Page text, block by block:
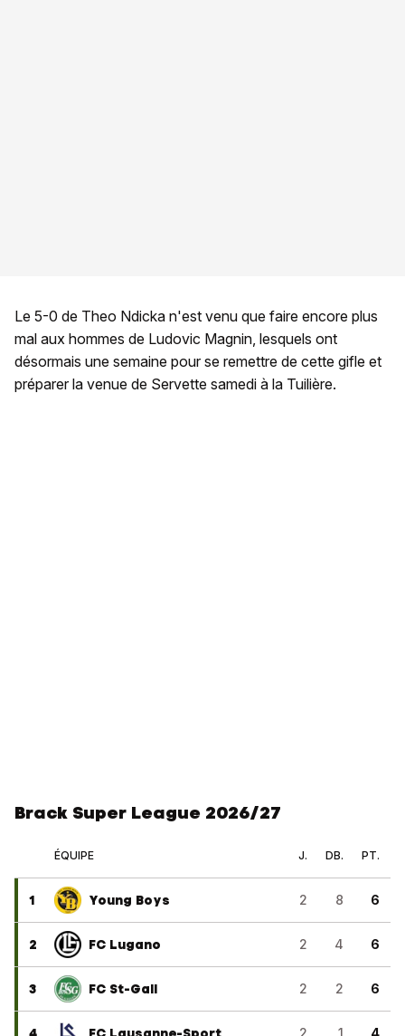
Le 5-0 de Theo Ndicka n'est venu que faire encore plus
mal aux hommes de Ludovic Magnin, lesquels ont
désormais une semaine pour se remettre de cette gifle et
préparer la venue de Servette samedi à la Tuilière.
Brack Super League 2026/27
ÉQUIPE J. DB. PT.
1 Young Boys 2 8 6
2 FC Lugano 2 4 6
3 FC St-Gall 2 2 6
2 1 4